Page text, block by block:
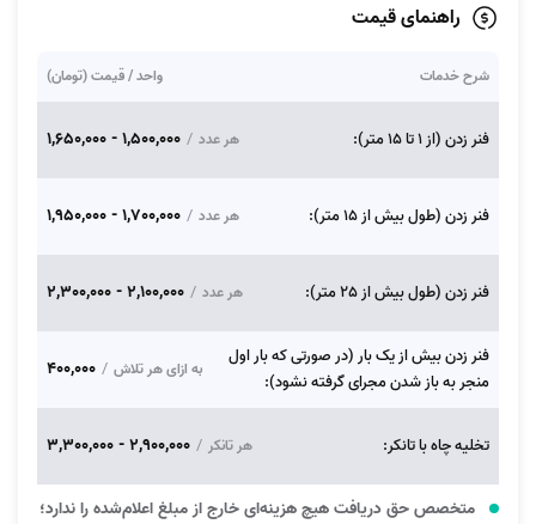
راهنمای قیمت
شرح خدمات واحد / قیمت (تومان)
فنر زدن (از 1 تا 15 متر): هر عدد /
1,500,000 - 1,650,000
فنر زدن (طول بیش از 15 متر): هر عدد /
1,700,000 - 1,950,000
فنر زدن (طول بیش از 25 متر): هر عدد /
2,100,000 - 2,300,000
فنر زدن بیش از یک بار (در صورتی که بار اول
منجر به باز شدن مجرای گرفته نشود):
به ازای هر تلاش /
400,000
تخلیه چاه با تانکر: هر تانکر /
2,900,000 - 3,300,000
متخصص حق دریافت هیچ هزینه‌ای خارج از مبلغ اعلام‌شده را ندارد؛